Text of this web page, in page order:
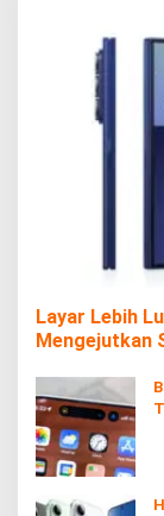
Layar Lebih
Mengejutkan